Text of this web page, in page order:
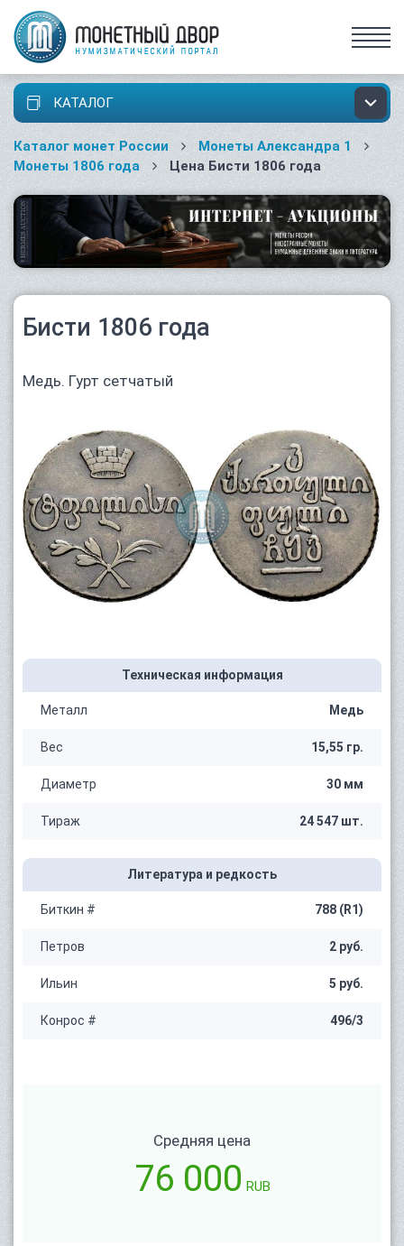
КАТАЛОГ
Каталог монет России
Монеты Александра 1
Монеты 1806 года
Цена Бисти 1806 года
Бисти 1806 года
Медь. Гурт сетчатый
Техническая информация
Металл Медь
Вес 15,55 гр.
Диаметр 30 мм
Тираж 24 547 шт.
Литература и редкость
Биткин # 788 (R1)
Петров 2 руб.
Ильин 5 руб.
Конрос # 496/3
Средняя цена
76 000 RUB